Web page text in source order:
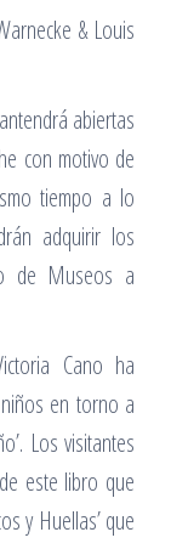
& Louis
abiertas
con motivo de
tiempo a lo
adquirir los
de Museos a
Cano ha
en torno a
Los visitantes
este libro que
y Huellas’ que